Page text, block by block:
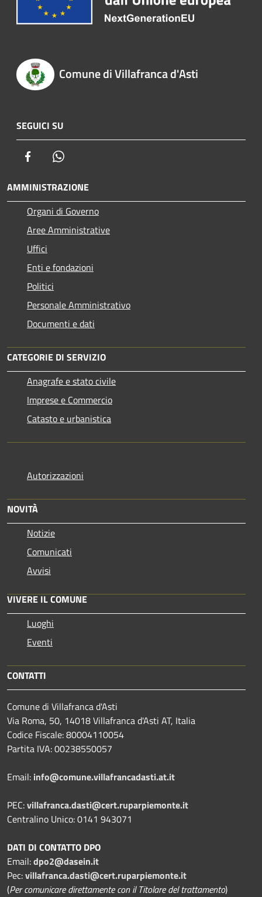
Comune di Villafranca d'Asti
SEGUICI SU
Facebook
AMMINISTRAZIONE
Organi di Governo
Aree Amministrative
Uffici
Enti e fondazioni
Politici
Personale Amministrativo
Documenti e dati
CATEGORIE DI SERVIZIO
Anagrafe e stato civile
Imprese e Commercio
Catasto e urbanistica
Autorizzazioni
NOVITÀ
Notizie
Comunicati
Avvisi
VIVERE IL COMUNE
Luoghi
Eventi
CONTATTI
Comune di Villafranca d'Asti
Via Roma, 50, 14018 Villafranca d'Asti AT, Italia
Codice Fiscale: 80004110054
Partita IVA: 00238550057
Email: info@comune.villafrancadasti.at.it
PEC:villafranca.dasti@cert.ruparpiemonte.it
Centralino Unico: 0141 943071
DATI DI CONTATTO DPO
Email:dpo2@dasein.it
Pec:villafranca.dasti@cert.ruparpiemonte.it
(Per comunicare direttamente con il Titolare del trattamento)